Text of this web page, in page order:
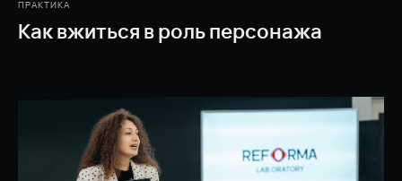
ПРАКТИКА
Как вжиться в роль персонажа